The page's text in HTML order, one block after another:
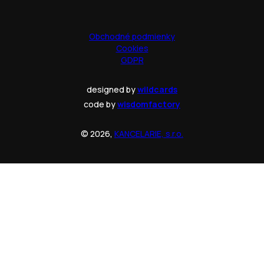
Obchodné podmienky
Cookies
GDPR
designed bywildcards
code bywisdomfactory
© 2026, KANCELARIE, s.r.o.